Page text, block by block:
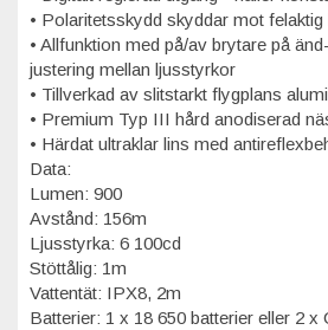
• Polaritetsskydd skyddar mot felaktig
• Allfunktion med på/av brytare på
justering mellan ljusstyrkor
• Tillverkad av slitstarkt flygplans
• Premium Typ III hård anodiserad
• Härdat ultraklar lins med
Data:
Lumen: 900
Avstånd: 156m
Ljusstyrka: 6 100cd
Stöttålig: 1m
Vattentät: IPX8, 2m
Batterier: 1 x 18 650 batterier eller 2 x